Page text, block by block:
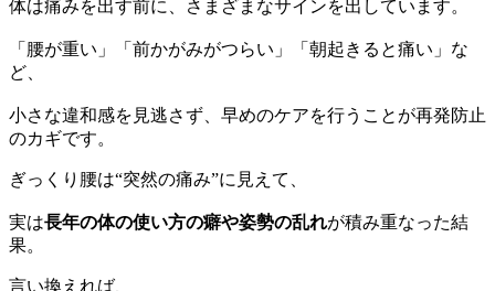
体は痛みを出す前に、さまざまなサインを出しています。
「腰が重い」「前かがみがつらい」「朝起きると痛い」な
ど、
小さな違和感を見逃さず、早めのケアを行うことが再発防止
のカギです。
ぎっくり腰は“突然の痛み”に見えて、
実は長年の体の使い方の癖や姿勢の乱れが積み重なった結
果。
言い換えれば、